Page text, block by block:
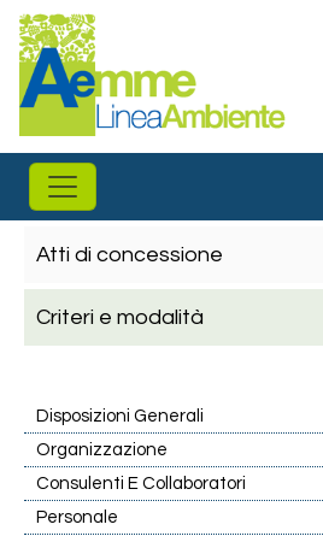
Salta al contenuto principale
Atti di concessione
Criteri e modalità
Disposizioni Generali
Organizzazione
Consulenti E Collaboratori
Personale